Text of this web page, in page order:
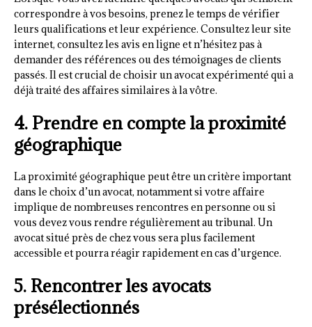
correspondre à vos besoins, prenez le temps de vérifier
leurs qualifications et leur expérience. Consultez leur site
internet, consultez les avis en ligne et n’hésitez pas à
demander des références ou des témoignages de clients
passés. Il est crucial de choisir un avocat expérimenté qui a
déjà traité des affaires similaires à la vôtre.
4. Prendre en compte la proximité
géographique
La proximité géographique peut être un critère important
dans le choix d’un avocat, notamment si votre affaire
implique de nombreuses rencontres en personne ou si
vous devez vous rendre régulièrement au tribunal. Un
avocat situé près de chez vous sera plus facilement
accessible et pourra réagir rapidement en cas d’urgence.
5. Rencontrer les avocats
présélectionnés